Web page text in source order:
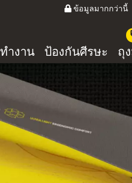
ข้อมูลมากกว่านี้
ำงาน ป้องกันศีรษะ ถุ